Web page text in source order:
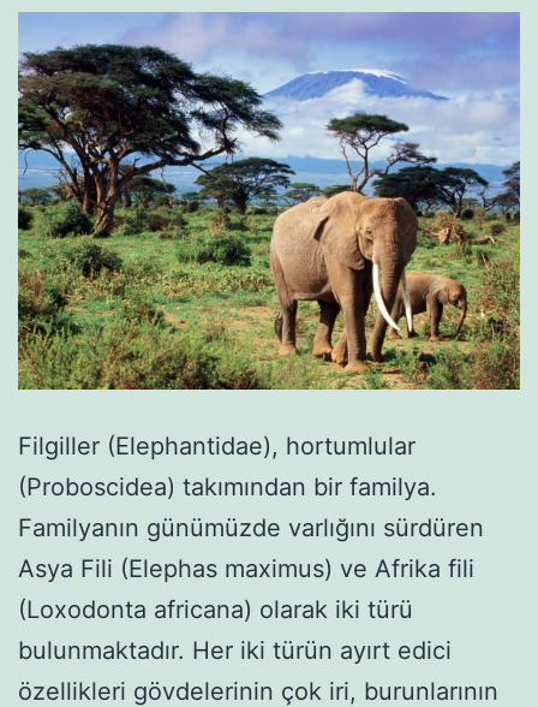
Filgiller (Elephantidae), hortumlular
(Proboscidea) takımından bir familya.
Familyanın günümüzde varlığını sürdüren
Asya Fili (Elephas maximus) ve Afrika fili
(Loxodonta africana) olarak iki türü
bulunmaktadır. Her iki türün ayırt edici
özellikleri gövdelerinin çok iri, burunlarının